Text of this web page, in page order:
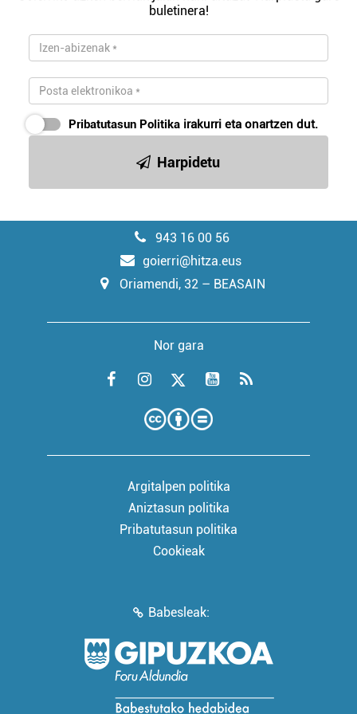
buletinera!
Pribatutasun Politika irakurri eta onartzen dut.
Harpidetu
943 16 00 56
goierri@hitza.eus
Oriamendi, 32 – BEASAIN
Nor gara
Argitalpen politika
Aniztasun politika
Pribatutasun politika
Cookieak
Babesleak: